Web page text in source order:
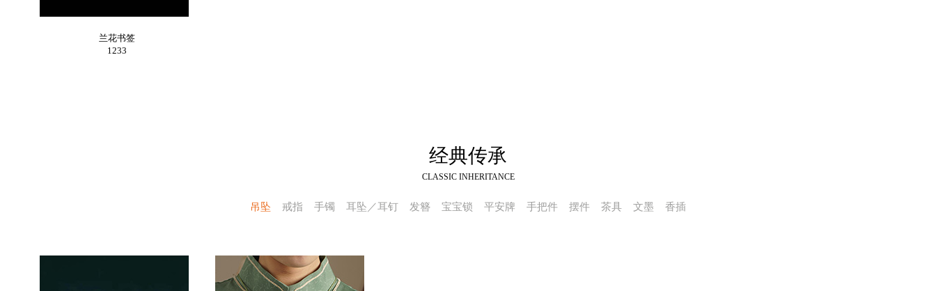
兰花书签
1233
经典传承
CLASSIC INHERITANCE
吊坠 戒指 手镯 耳坠／耳钉 发簪 宝宝锁 平安牌 手把件 摆件 茶具 文墨 香插